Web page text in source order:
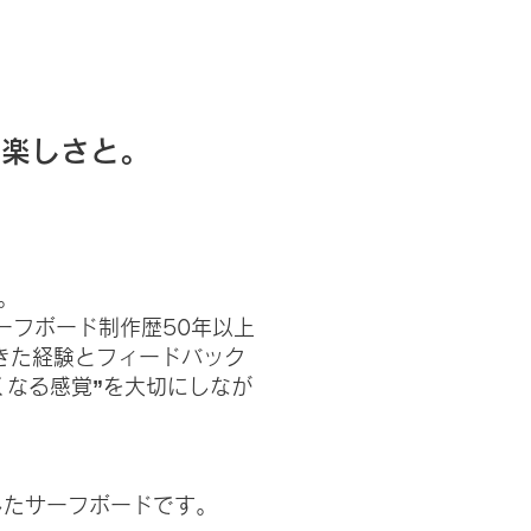
しさと。
フボード制作歴50年以上
経験とフィードバック
る感覚”を大切にしなが
サーフボードです。